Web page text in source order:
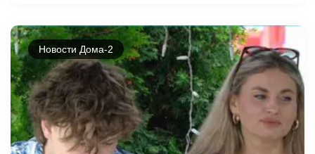
Новости Дома-2